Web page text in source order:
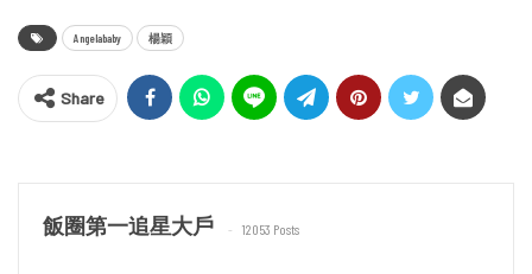
Angelababy 楊穎
Share
飯圈第一追星大戶 12053 Posts